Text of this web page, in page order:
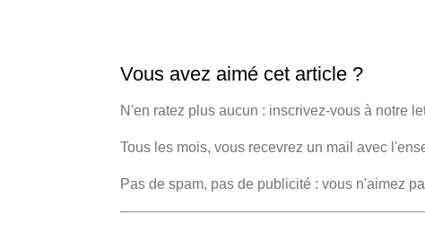
Vous avez aimé cet article ?
N'en ratez plus aucun : inscrivez-vous à notre
Tous les mois, vous recevrez un mail avec
Pas de spam, pas de publicité : vous n'aimez